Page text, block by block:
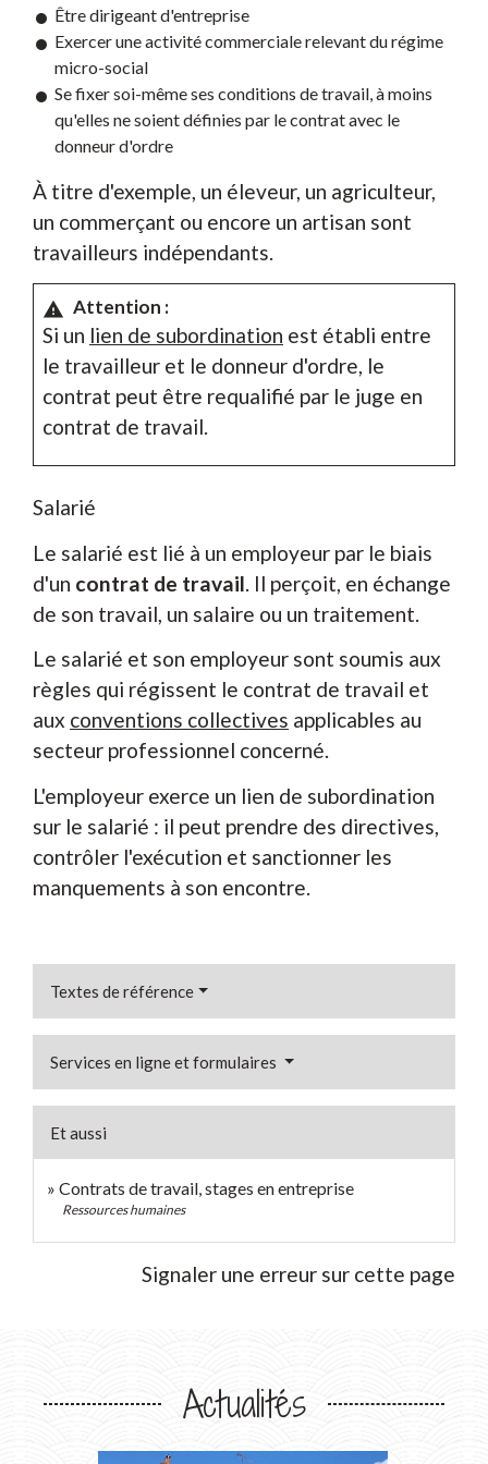
Être dirigeant d'entreprise
Exercer une activité commerciale relevant du régime
micro-social
Se fixer soi-même ses conditions de travail, à moins
qu'elles ne soient définies par le contrat avec le
donneur d'ordre
À titre d'exemple, un éleveur, un agriculteur,
un commerçant ou encore un artisan sont
travailleurs indépendants.
warning Attention :
Si un lien de subordination est établi entre
le travailleur et le donneur d'ordre, le
contrat peut être requalifié par le juge en
contrat de travail.
Salarié
Le salarié est lié à un employeur par le biais
d'un contrat de travail. Il perçoit, en échange
de son travail, un salaire ou un traitement.
Le salarié et son employeur sont soumis aux
règles qui régissent le contrat de travail et
aux conventions collectives applicables au
secteur professionnel concerné.
L'employeur exerce un lien de subordination
sur le salarié : il peut prendre des directives,
contrôler l'exécution et sanctionner les
manquements à son encontre.
Textes de référence
Services en ligne et formulaires
Et aussi
Contrats de travail, stages en entreprise
Ressources humaines
Signaler une erreur sur cette page
Actualités